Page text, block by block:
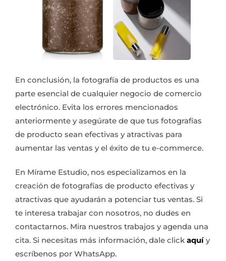
En conclusión, la fotografía de productos es una
parte esencial de cualquier negocio de comercio
electrónico. Evita los errores mencionados
anteriormente y asegúrate de que tus fotografías
de producto sean efectivas y atractivas para
aumentar las ventas y el éxito de tu e-commerce.
En Mírame Estudio, nos especializamos en la
creación de fotografías de producto efectivas y
atractivas que ayudarán a potenciar tus ventas. Si
te interesa trabajar con nosotros, no dudes en
contactarnos. Mira nuestros trabajos y agenda una
cita. Si necesitas más información, dale click aquí y
escríbenos por WhatsApp.